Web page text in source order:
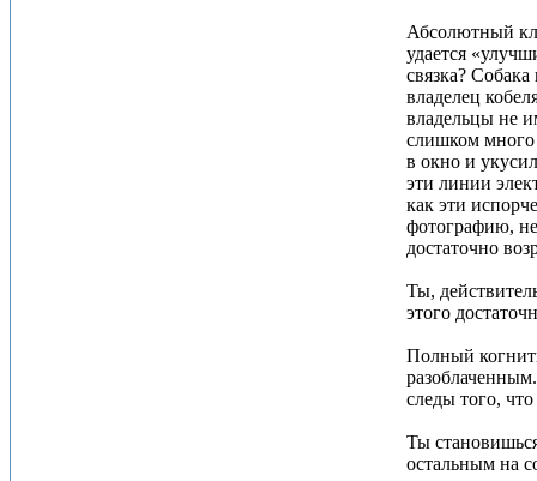
Абсолютный
удается
связка?
владелец
владельцы не
слишком много
в окно и
эти линии
как эти
фотографию,
достаточно
Ты,
этого
Полный
следы того,
Ты
остальным на